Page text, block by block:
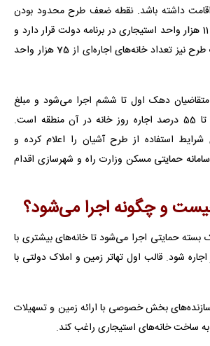
داشته باشد. نقطه ضعف طرح محدود بودن
خانه‌ها است. فعلا فقط 11 هزار واحد استیجاری در برنامه دولت قرار دارد و
حتی در برنامه بلندمدت طرح نیز تعداد خانه‌های اجاره‌ای از 75 هزار واحد
دهک اول تا ششم اجرا می‌شود و مبلغ
اجاره واحد‌ها بین 35 تا 55 درصد اجاره روز خانه در آن منطقه است.
استفاده از طرح آشیان را اعلام کرده و
حمایتی مسکن وزارت راه و شهرسازی اقدام
و چگونه اجرا می‌شود؟
حمایتی اجرا می‌شود تا خانه‌های بیشتری با
شود. قالب اول تهاتر زمین و املاک دولتی با
بخش خصوصی با ارائه زمین و تسهیلات
به ساخت خانه‌های استیجاری راغب کند.